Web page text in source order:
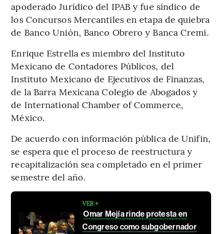
apoderado Jurídico del IPAB y fue síndico de
los Concursos Mercantiles en etapa de quiebra
de Banco Unión, Banco Obrero y Banca Cremi.
Enrique Estrella es miembro del Instituto
Mexicano de Contadores Públicos, del
Instituto Mexicano de Ejecutivos de Finanzas,
de la Barra Mexicana Colegio de Abogados y
de International Chamber of Commerce,
México.
De acuerdo con información pública de Unifin,
se espera que el proceso de reestructura y
recapitalización sea completado en el primer
semestre del año.
VER +
Omar Mejía rinde protesta en
Congreso como subgobernador